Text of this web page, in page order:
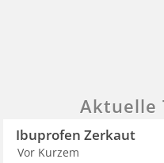
Aktuelle
Ibuprofen Zerkaut
Vor Kurzem